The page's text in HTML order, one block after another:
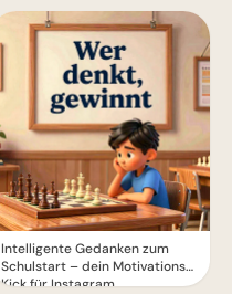
Intelligente Gedanken zum
Schulstart – dein Motivations-
Kick für Instagram